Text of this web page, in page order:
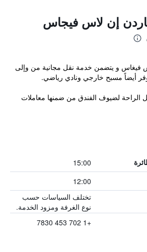
إن لاس فيجاس
فيغاس و يتضمن خدمة نقل مجانية من وإلى
أيضاً مسبح خارجي ونادي رياضي.
الراحة لضيوف الفندق من ضمنها معاملات
15:00
12:00
تختلف السياسات حسب
نوع الغرفة ومزود الخدمة.
+1 702 453 7830